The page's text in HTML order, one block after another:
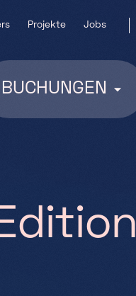
Projekte Jobs
BUCHUNGEN
dition